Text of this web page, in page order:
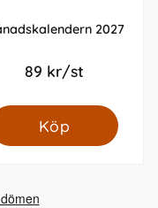
2027
89 kr/st
Köp